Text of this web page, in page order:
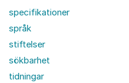
specifikationer
språk
stiftelser
sökbarhet
tidningar